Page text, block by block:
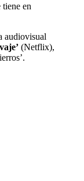
en
audiovisual
(Netflix),